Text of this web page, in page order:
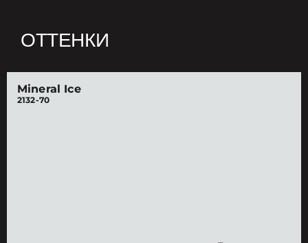
ОТТЕНКИ
Mineral Ice
2132-70